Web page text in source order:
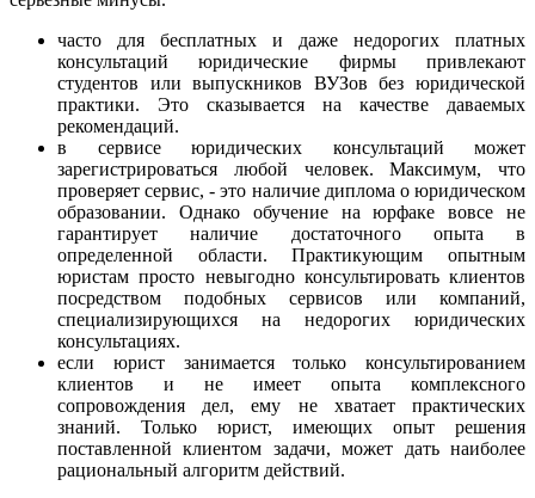
часто для бесплатных и даже недорогих платных
консультаций юридические фирмы привлекают
студентов или выпускников ВУЗов без юридической
практики. Это сказывается на качестве даваемых
рекомендаций.
в сервисе юридических консультаций может
зарегистрироваться любой человек. Максимум, что
проверяет сервис, - это наличие диплома о юридическом
образовании. Однако обучение на юрфаке вовсе не
гарантирует наличие достаточного опыта в
определенной области. Практикующим опытным
юристам просто невыгодно консультировать клиентов
посредством подобных сервисов или компаний,
специализирующихся на недорогих юридических
консультациях.
если юрист занимается только консультированием
клиентов и не имеет опыта комплексного
сопровождения дел, ему не хватает практических
знаний. Только юрист, имеющих опыт решения
поставленной клиентом задачи, может дать наиболее
рациональный алгоритм действий.